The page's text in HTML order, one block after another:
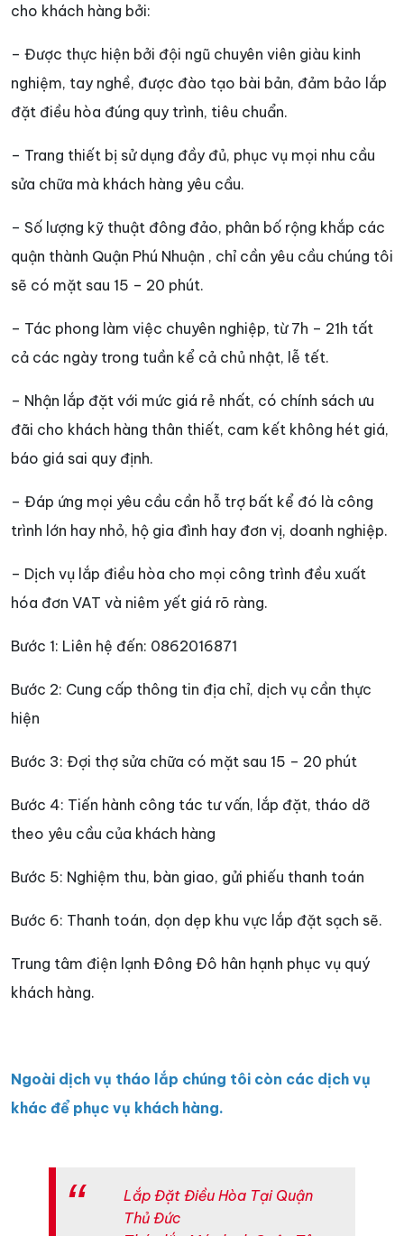
cho khách hàng bởi:
– Được thực hiện bởi đội ngũ chuyên viên giàu kinh
nghiệm, tay nghề, được đào tạo bài bản, đảm bảo lắp
đặt điều hòa đúng quy trình, tiêu chuẩn.
– Trang thiết bị sử dụng đầy đủ, phục vụ mọi nhu cầu
sửa chữa mà khách hàng yêu cầu.
– Số lượng kỹ thuật đông đảo, phân bố rộng khắp các
quận thành Quận Phú Nhuận , chỉ cần yêu cầu chúng tôi
sẽ có mặt sau 15 – 20 phút.
– Tác phong làm việc chuyên nghiệp, từ 7h – 21h tất
cả các ngày trong tuần kể cả chủ nhật, lễ tết.
– Nhận lắp đặt với mức giá rẻ nhất, có chính sách ưu
đãi cho khách hàng thân thiết, cam kết không hét giá,
báo giá sai quy định.
– Đáp ứng mọi yêu cầu cần hỗ trợ bất kể đó là công
trình lớn hay nhỏ, hộ gia đình hay đơn vị, doanh nghiệp.
– Dịch vụ lắp điều hòa cho mọi công trình đều xuất
hóa đơn VAT và niêm yết giá rõ ràng.
Bước 1: Liên hệ đến: 0862016871
Bước 2: Cung cấp thông tin địa chỉ, dịch vụ cần thực
hiện
Bước 3: Đợi thợ sửa chữa có mặt sau 15 – 20 phút
Bước 4: Tiến hành công tác tư vấn, lắp đặt, tháo dỡ
theo yêu cầu của khách hàng
Bước 5: Nghiệm thu, bàn giao, gửi phiếu thanh toán
Bước 6: Thanh toán, dọn dẹp khu vực lắp đặt sạch sẽ.
Trung tâm điện lạnh Đông Đô hân hạnh phục vụ quý
khách hàng.
Ngoài dịch vụ tháo lắp chúng tôi còn các dịch vụ
khác để phục vụ khách hàng.
Lắp Đặt Điều Hòa Tại Quận
Thủ Đức